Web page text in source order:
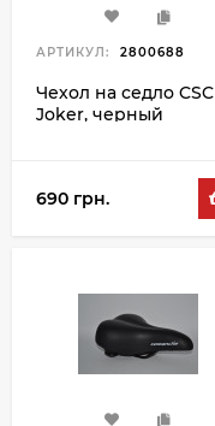
АРТИКУЛ: 2800688
Чехол на седло CSC
Joker, черный
690 грн.